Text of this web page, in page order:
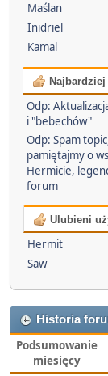
Maślan
Inidriel
Kamal
Odp:
i "bebechów"
Odp: Spam
pamiętajmy o
Hermicie,
forum
Ulubieni
Hermit
Saw
Historia
Podsumowanie
miesięcy